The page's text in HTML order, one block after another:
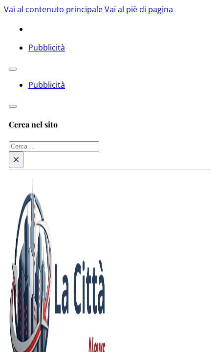
Vai al contenuto principaleVai al piè di pagina
Pubblicità
Pubblicità
Cerca nel sito
Cerca
×